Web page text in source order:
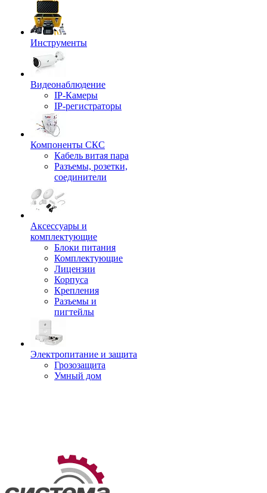
Инструменты
Видеонаблюдение
IP-Камеры
IP-регистраторы
Компоненты СКС
Кабель витая пара
Разъемы, розетки,
соединители
Аксессуары и
комплектующие
Блоки питания
Комплектующие
Лицензии
Корпуса
Крепления
Разъемы и
пигтейлы
Электропитание и защита
Грозозащита
Умный дом